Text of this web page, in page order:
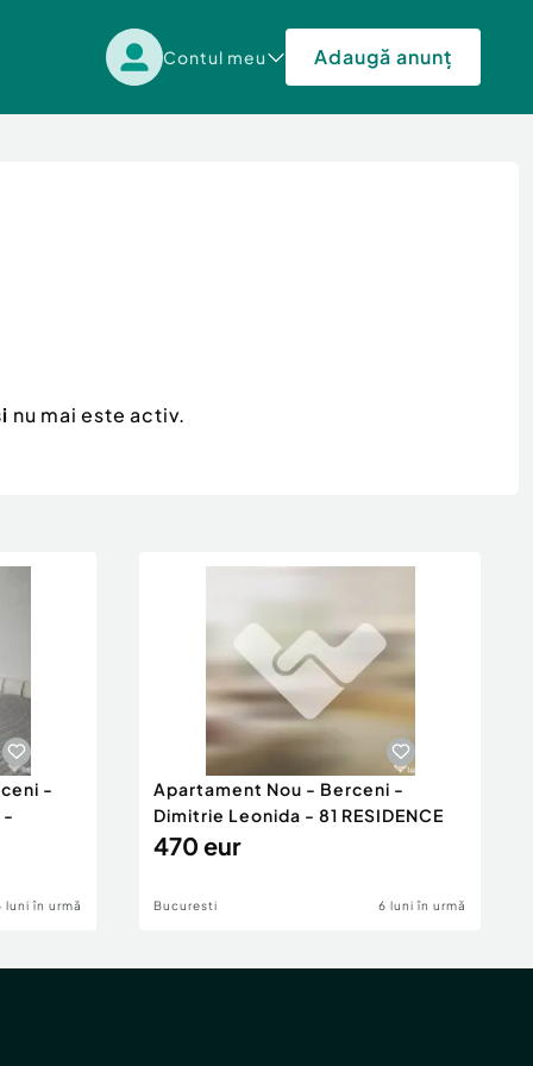
Contul meu Adaugă anunț
nu mai este activ.
-
-
luni în urmă
Apartament Nou - Berceni -
Dimitrie Leonida - 81 RESIDENCE
470 eur
Bucuresti 6 luni în urmă